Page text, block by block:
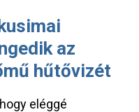
az
hűtővizét
eléggé